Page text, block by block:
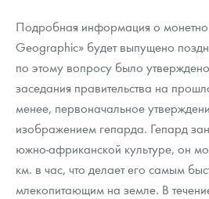
Подробная информация о
Geographic» будет выпущено
по этому вопросу было
заседания правительства на
менее, первоначальное
изображением гепарда. Гепард
южно-африканской культуре, он
км. в час, что делает его самым
млекопитающим на земле. В